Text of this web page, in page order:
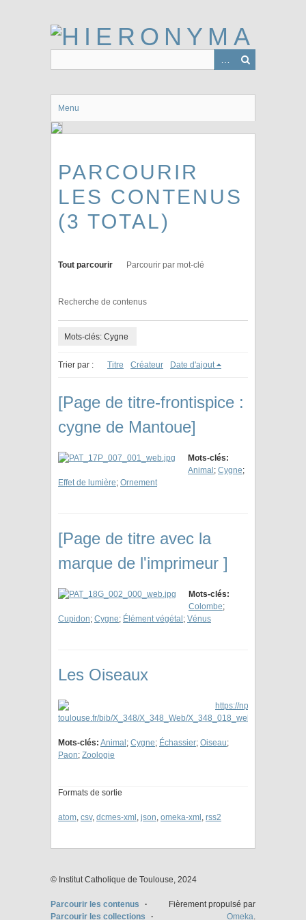
Menu
PARCOURIR
LES CONTENUS
(3 TOTAL)
Tout parcourir Parcourir par mot-clé
Recherche de contenus
Mots-clés: Cygne
Trier par : Titre Créateur Date d'ajout
[Page de titre-frontispice :
cygne de Mantoue]
Mots-clés:
Animal ; Cygne;
Effet de lumière; Ornement
[Page de titre avec la
marque de l'imprimeur ]
Mots-clés:
Colombe;
Cupidon; Cygne; Élément végétal ; Vénus
Les Oiseaux
Mots-clés: Animal ; Cygne; Échassier; Oiseau;
Paon; Zoologie
Formats de sortie
atom, csv, dcmes-xml , json, omeka-xml , rss2
© Institut Catholique de Toulouse, 2024
Parcourir les contenus
Parcourir les collections
Fièrement propulsé par
Omeka.